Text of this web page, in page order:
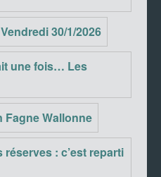
30/1/2026
une fois… Les
Fagne Wallonne
réserves : c’est reparti